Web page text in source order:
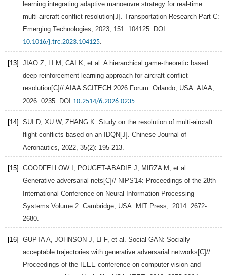
learning integrating adaptive manoeuvre strategy for real-time
multi-aircraft conflict resolution[J]. Transportation Research Part C:
Emerging Technologies
2023 151 : 104125. DOI:
10.1016/j.trc.2023.104125
[13] JIAO Z LI M CAI K , et al. A hierarchical game-theoretic based
deep reinforcement learning approach for aircraft conflict
resolution[C]// AIAA SCITECH 2026 Forum. Orlando , USA: AIAA,
2026: 0235. DOI:10.2514/6.2026-0235
[14] SUI D XU W, ZHANG K . Study on the resolution of multi-aircraft
flight conflicts based on an IDQN[J]. Chinese Journal of
Aeronautics
2022 35(2): 195-213.
[15] GOODFELLOW I POUGET-ABADIE J MIRZA M , et al.
Generative adversarial nets[C]// NIPS′14: Proceedings of the 28th
International Conference on Neural Information Processing
Systems Volume 2. Cambridge , USA: MIT Press, 2014: 2672-
2680.
[16] GUPTA A JOHNSON J LI F, et al. Social GAN: Socially
acceptable trajectories with generative adversarial networks[C]//
Proceedings of the IEEE conference on computer vision and